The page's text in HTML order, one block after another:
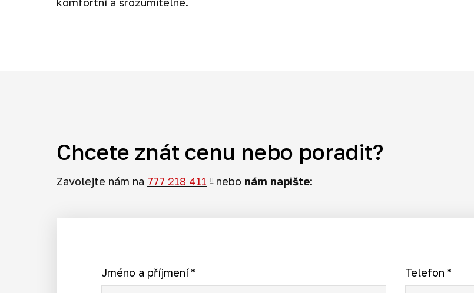
Chcete znát cenu nebo poradit?
Zavolejte nám na 777 218 411 nebo nám napište:
Jméno a příjmení* Telefon *